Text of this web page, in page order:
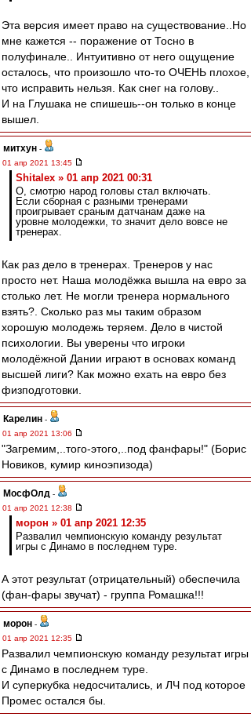
Эта версия имеет право на существование..Но
мне кажется -- поражение от Тосно в
полуфинале.. Интуитивно от него ощущение
осталось, что произошло что-то ОЧЕНЬ плохое,
что исправить нельзя. Как снег на голову..
И на Глушака не спишешь--он только в конце
вышел.
митхун -
01 апр 2021 13:45
Shitalex » 01 апр 2021 00:31
О, смотрю народ головы стал включать.
Если сборная с разными тренерами
проигрывает сраным датчанам даже на
уровне молодежки, то значит дело вовсе не
тренерах.
Как раз дело в тренерах. Тренеров у нас
просто нет. Наша молодёжка вышла на евро за
столько лет. Не могли тренера нормального
взять?. Сколько раз мы таким образом
хорошую молодежь теряем. Дело в чистой
психологии. Вы уверены что игроки
молодёжной Дании играют в основах команд
высшей лиги? Как можно ехать на евро без
физподготовки.
Карелин -
01 апр 2021 13:06
"Загремим,..того-этого,..под фанфары!" (Борис
Новиков, кумир киноэпизода)
МосфОлд -
01 апр 2021 12:38
морон » 01 апр 2021 12:35
Развалил чемпионскую команду результат
игры с Динамо в последнем туре.
А этот результат (отрицательный) обеспечила
(фан-фары звучат) - группа Ромашка!!!
морон -
01 апр 2021 12:35
Развалил чемпионскую команду результат игры
с Динамо в последнем туре.
И суперкубка недосчитались, и ЛЧ под которое
Промес остался бы.